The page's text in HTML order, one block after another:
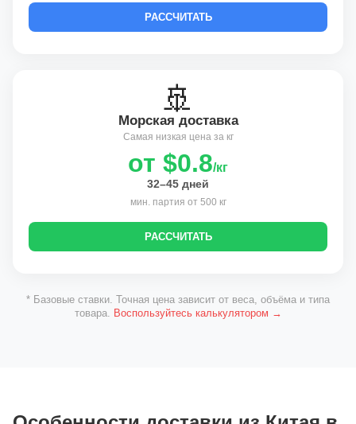
РАССЧИТАТЬ
🚢
Морская доставка
Самая низкая цена за кг
от $0.8/кг
32–45 дней
мин. партия от 500 кг
РАССЧИТАТЬ
* Базовые ставки. Точная цена зависит от веса, объёма и типа
товара. Воспользуйтесь калькулятором →